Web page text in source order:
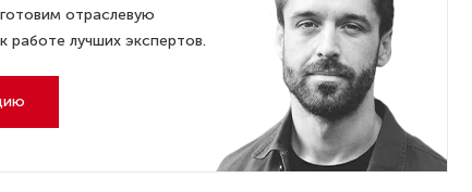
отраслевую
работе лучших экспертов.